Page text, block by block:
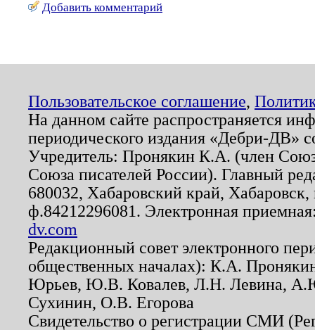
Добавить комментарий
Пользовательское соглашение,
На данном сайте распространяется
периодического издания «Дебри-ДВ»
Учредитель: Пронякин К.А. (член
Союза писателей России). Главный
680032, Хабаровский край,
ф.84212296081. Электронная
dv.com
Редакционный совет электронного
общественных началах): К.А.
Юрьев, Ю.В. Ковалев, Л.Н. Левина,
Сухинин, О.В. Егорова
Свидетельство о регистрации СМИ